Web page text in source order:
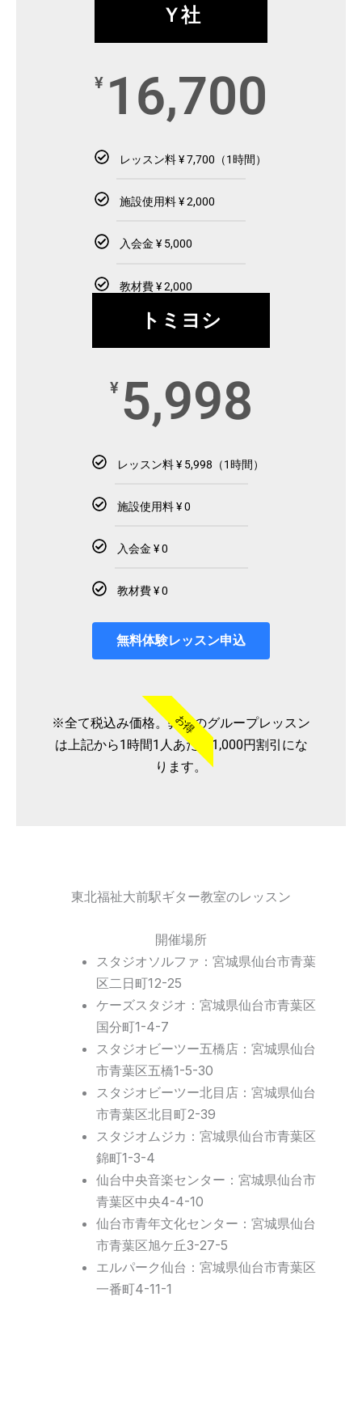
Ｙ社
¥ 16,700
レッスン料 ¥ 7,700（1時間）
施設使用料 ¥ 2,000
入会金 ¥ 5,000
教材費 ¥ 2,000
トミヨシ
¥ 5,998
レッスン料 ¥ 5,998（1時間）
施設使用料 ¥ 0
入会金 ¥ 0
教材費 ¥ 0
無料体験レッスン申込
お得
※全て税込み価格。弊社のグループレッスン
は上記から1時間1人あたり1,000円割引にな
ります。
東北福祉大前駅ギター教室のレッスン
開催場所
スタジオソルファ：宮城県仙台市青葉
区二日町12-25
ケーズスタジオ：宮城県仙台市青葉区
国分町1-4-7
スタジオビーツー五橋店：宮城県仙台
市青葉区五橋1-5-30
スタジオビーツー北目店：宮城県仙台
市青葉区北目町2-39
スタジオムジカ：宮城県仙台市青葉区
錦町1-3-4
仙台中央音楽センター：宮城県仙台市
青葉区中央4-4-10
仙台市青年文化センター：宮城県仙台
市青葉区旭ケ丘3-27-5
エルパーク仙台：宮城県仙台市青葉区
一番町4-11-1